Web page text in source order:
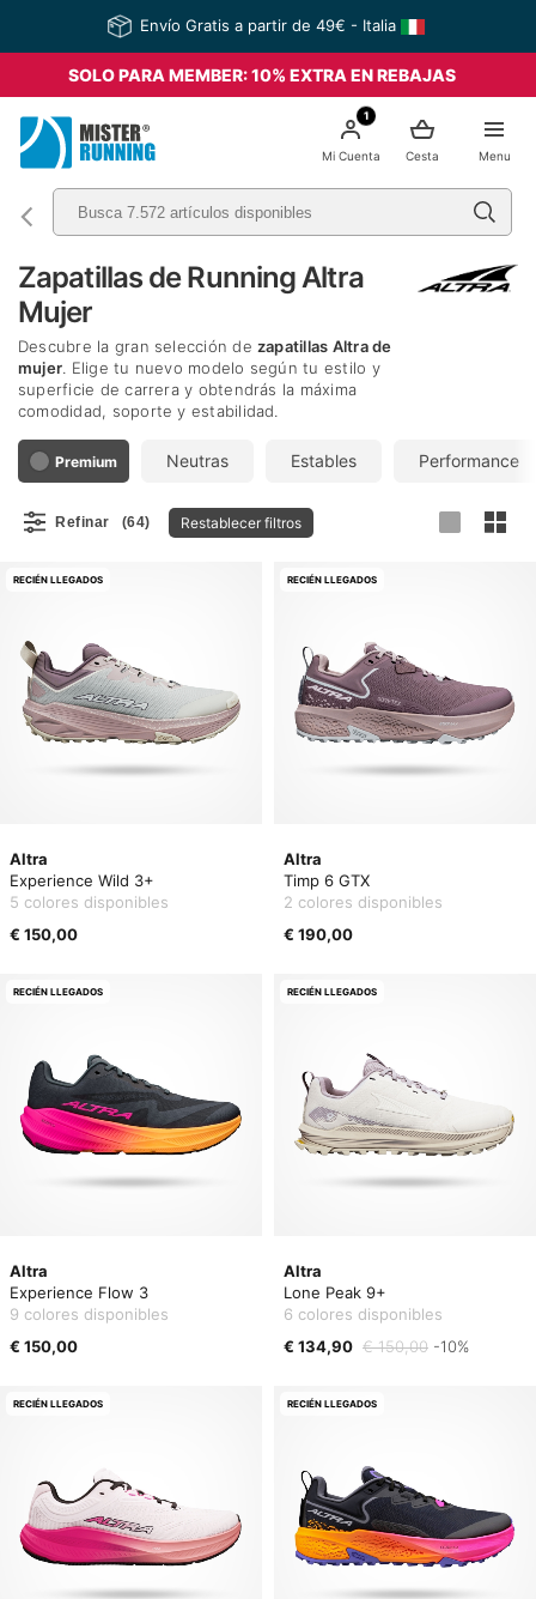
Envío Gratis a partir de 49€ - Italia
SOLO PARA MEMBER: 10% EXTRA EN REBAJAS
Menu
Cesta
1
Mi Cuenta
Zapatillas de Running Altra
Mujer
Descubre la gran selección dezapatillas Altra de
mujer. Elige tu nuevo modelo según tu estilo y
superficie de carrera y obtendrás la máxima
comodidad, soporte y estabilidad.
Premium Neutras Estables Performance
Refinar (64) Restablecer filtros
Altra
Experience Wild 3+
5 colores disponibles
€ 150,00
RECIÉN LLEGADOS
Altra
Timp 6 GTX
2 colores disponibles
€ 190,00
RECIÉN LLEGADOS
Altra
Experience Flow 3
9 colores disponibles
€ 150,00
RECIÉN LLEGADOS
Altra
Lone Peak 9+
6 colores disponibles
€ 134,90 € 150,00 -10%
RECIÉN LLEGADOS
RECIÉN LLEGADOS RECIÉN LLEGADOS